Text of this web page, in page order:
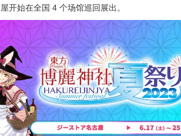
开始在全国 4 个场馆巡回展出。